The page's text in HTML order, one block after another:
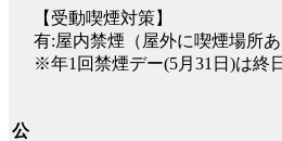
【受動喫煙対策】
有:屋内禁煙（屋外に喫煙場所あ
※年1回禁煙デー(5月31日)は終
公